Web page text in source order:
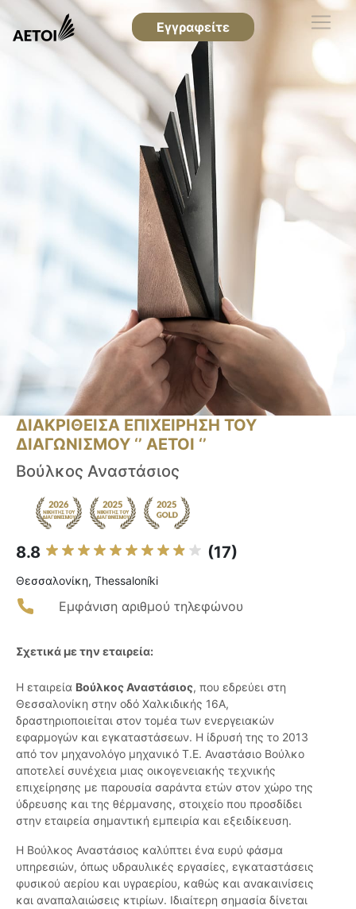
Εγγραφείτε
ΔΙΑΚΡΙΘΕΙΣΑ ΕΠΙΧΕΙΡΗΣΗ ΤΟΥ
ΔΙΑΓΩΝΙΣΜΟΥ ‘’ ΑΕΤΟΙ ‘’
Βούλκος Αναστάσιος
8.8 (17)
Θεσσαλονίκη, Thessaloníki
Εμφάνιση αριθμού τηλεφώνου
Σχετικά με την εταιρεία:
Η εταιρεία Βούλκος Αναστάσιος, που εδρεύει στη
Θεσσαλονίκη στην οδό Χαλκιδικής 16Α,
δραστηριοποιείται στον τομέα των ενεργειακών
εφαρμογών και εγκαταστάσεων. Η ίδρυσή της το 2013
από τον μηχανολόγο μηχανικό Τ.Ε. Αναστάσιο Βούλκο
αποτελεί συνέχεια μιας οικογενειακής τεχνικής
επιχείρησης με παρουσία σαράντα ετών στον χώρο της
ύδρευσης και της θέρμανσης, στοιχείο που προσδίδει
στην εταιρεία σημαντική εμπειρία και εξειδίκευση.
Η Βούλκος Αναστάσιος καλύπτει ένα ευρύ φάσμα
υπηρεσιών, όπως υδραυλικές εργασίες, εγκαταστάσεις
φυσικού αερίου και υγραερίου, καθώς και ανακαινίσεις
και αναπαλαιώσεις κτιρίων. Ιδιαίτερη σημασία δίνεται